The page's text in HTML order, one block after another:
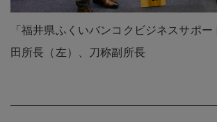
「福井県ふくいバンコクビジネスサポ
田所長（左）、刀称副所長